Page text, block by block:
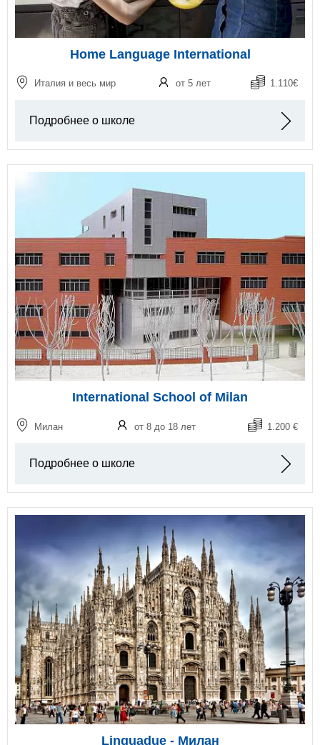
Home Language International
Италия и весь мир от 5 лет 1.110€
Подробнее о школе
International School of Milan
Милан от 8 до 18 лет 1.200 €
Подробнее о школе
Linguadue - Милан